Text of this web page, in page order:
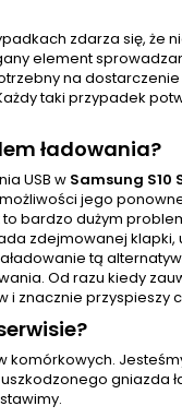
zdarza się, że
element
na dostarczenie
taki przypadek
ładowania?
USB w Samsung S10
jego
bardzo dużym
zdejmowanej klapki,
tą
Od razu kiedy
znacznie przyspieszy
gniazda